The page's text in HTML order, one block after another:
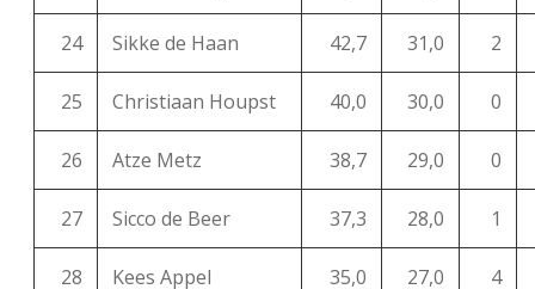
24 Sikke de Haan 42,7 31,0 2
25 Christiaan Houpst 40,0 30,0 0
26 Atze Metz 38,7 29,0 0
27 Sicco de Beer 37,3 28,0 1
28 Kees Appel 35,0 27,0 4